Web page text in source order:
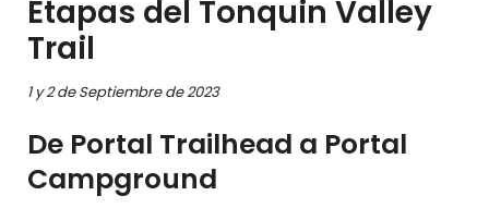
Etapas del Tonquin Valley
Trail
1 y 2 de Septiembre de 2023
De Portal Trailhead a Portal
Campground